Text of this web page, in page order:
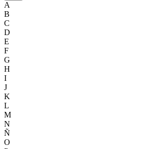
A
B
C
D
E
F
G
H
I
J
K
L
M
N
Ñ
O